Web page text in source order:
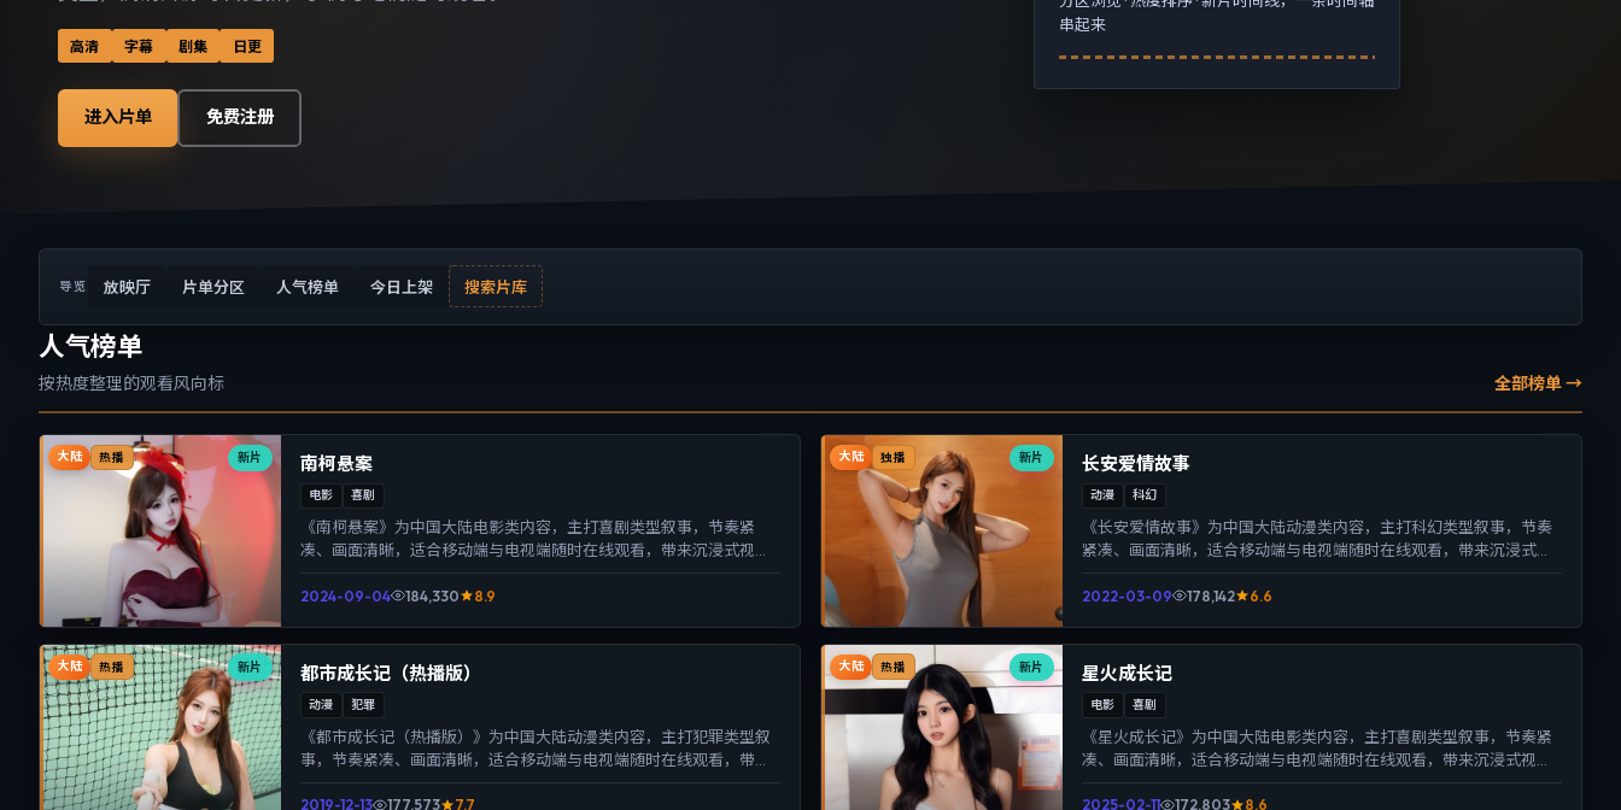
高清 字幕 剧集 日更
进入片单 免费注册
串起来
导览 放映厅 片单分区 人气榜单 今日上架 搜索片库
人气榜单
按热度整理的观看风向标 全部榜单 →
新片
大陆 热播 南柯悬案
电影 喜剧
《南柯悬案》为中国大陆电影类内容，主打喜剧类型叙事，节奏紧
凑、画面清晰，适合移动端与电视端随时在线观看，带来沉浸式视听
2024-09-04 184,330 8.9
新片
大陆 独播 长安爱情故事
动漫 科幻
《长安爱情故事》为中国大陆动漫类内容，主打科幻类型叙事，节奏
紧凑、画面清晰，适合移动端与电视端随时在线观看，带来沉浸式视
2022-03-09 178,142 6.6
新片
大陆 热播 都市成长记（热播版）
动漫 犯罪
《都市成长记（热播版）》为中国大陆动漫类内容，主打犯罪类型叙
事，节奏紧凑、画面清晰，适合移动端与电视端随时在线观看，带来
2019-12-13 177,573 7.7
新片
大陆 热播 星火成长记
电影 喜剧
《星火成长记》为中国大陆电影类内容，主打喜剧类型叙事，节奏紧
凑、画面清晰，适合移动端与电视端随时在线观看，带来沉浸式视听
2025-02-11 172,803 8.6